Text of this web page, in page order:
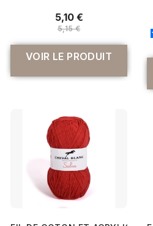
5,10 €
5,15 €
VOIR LE PRODUIT